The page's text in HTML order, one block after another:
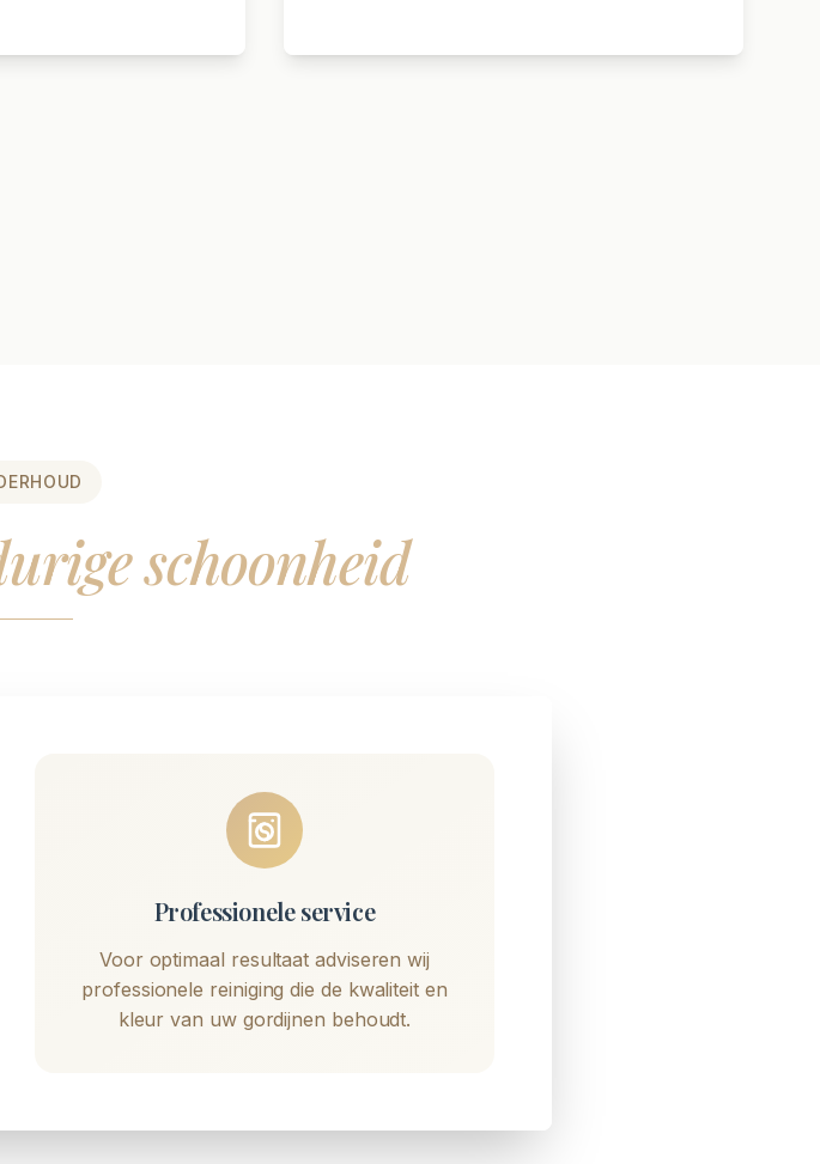
schoonheid
Professionele service
Voor optimaal resultaat adviseren wij
professionele reiniging die de kwaliteit en
kleur van uw gordijnen behoudt.